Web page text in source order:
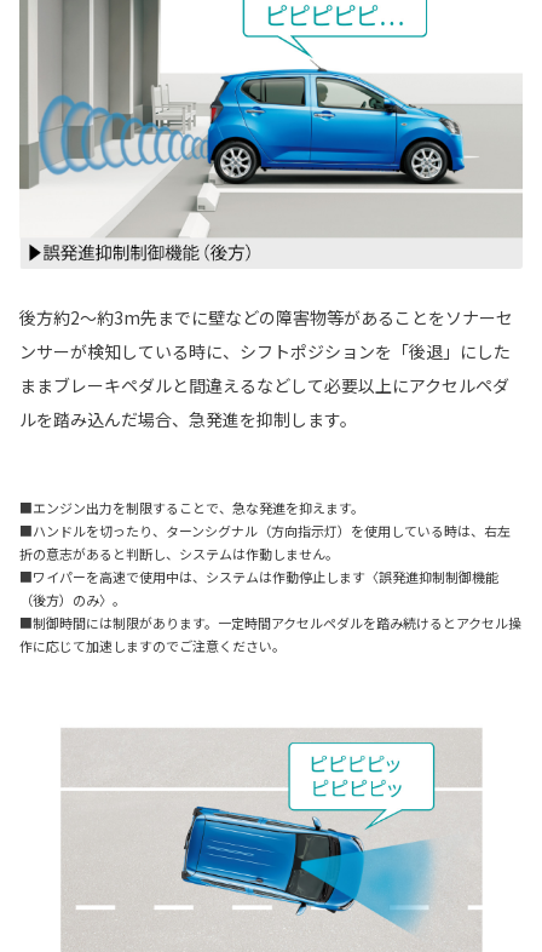
後方約2～約3m先までに壁などの障害物等があることをソナーセ
ンサーが検知している時に、シフトポジションを「後退」にした
ままブレーキペダルと間違えるなどして必要以上にアクセルペダ
ルを踏み込んだ場合、急発進を抑制します。
■エンジン出力を制限することで、急な発進を抑えます。
■ハンドルを切ったり、ターンシグナル（方向指示灯）を使用している時は、右左
折の意志があると判断し、システムは作動しません。
■ワイパーを高速で使用中は、システムは作動停止します〈誤発進抑制制御機能
（後方）のみ〉。
■制御時間には制限があります。一定時間アクセルペダルを踏み続けるとアクセル操
作に応じて加速しますのでご注意ください。